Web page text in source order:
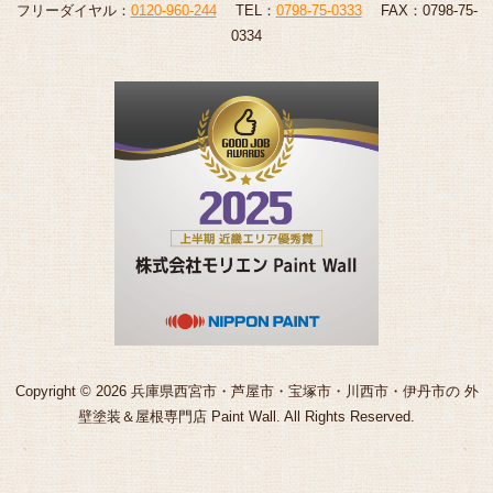
フリーダイヤル： 0120-960-244TEL：0798-75-0333FAX：0798-75-
0334
Copyright © 2026 兵庫県西宮市・芦屋市・宝塚市・川西市・伊丹市の 外
壁塗装＆屋根専門店 Paint Wall. All Rights Reserved.